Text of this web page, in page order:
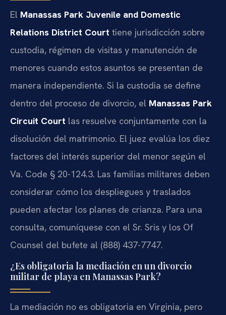
El Manassas Park Juvenile and Domestic
Relations District Court tiene jurisdicción sobre
custodia, régimen de visitas y manutención de
menores cuando estos asuntos se presentan de
manera independiente. Si la custodia se define
dentro del proceso de divorcio, el Manassas Park
Circuit Court las resuelve conjuntamente con la
disolución del matrimonio. El juez evalúa los diez
factores del interés superior del menor según el
Va. Code § 20-124.3. Las familias militares deben
considerar cómo los despliegues y traslados
pueden afectar los planes de crianza. Para una
consulta, comuníquese con el Sr. Sris y los Of
Counsel del bufete al (888) 437-7747.
¿Es obligatoria la mediación en un divorcio
militar de playa en Manassas Park?
La mediación no es obligatoria en Virginia, pero